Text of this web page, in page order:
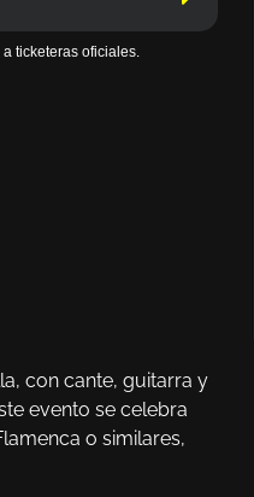
ticketeras oficiales.
con cante, guitarra y
evento se celebra
o similares,